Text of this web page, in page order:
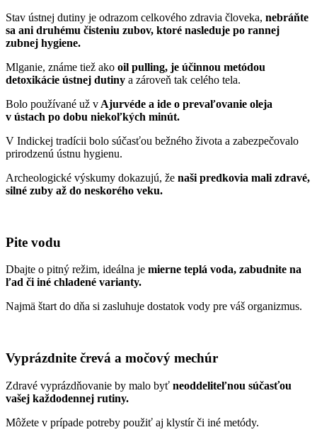
Stav ústnej dutiny je odrazom celkového zdravia človeka, nebráňte
sa ani druhému čisteniu zubov, ktoré nasleduje po rannej
zubnej hygiene.
Mlganie, známe tiež ako oil pulling, je účinnou metódou
detoxikácie ústnej dutiny a zároveň tak celého tela.
Bolo používané už v Ajurvéde a ide o prevaľovanie oleja
v ústach po dobu niekoľkých minút.
V Indickej tradícii bolo súčasťou bežného života a zabezpečovalo
prirodzenú ústnu hygienu.
Archeologické výskumy dokazujú, že naši predkovia mali zdravé,
silné zuby až do neskorého veku.
Pite vodu
Dbajte o pitný režim, ideálna je mierne teplá voda, zabudnite na
ľad či iné chladené varianty.
Najmä štart do dňa si zasluhuje dostatok vody pre váš organizmus.
Vyprázdnite črevá a močový mechúr
Zdravé vyprázdňovanie by malo byť neoddeliteľnou súčasťou
vašej každodennej rutiny.
Môžete v prípade potreby použiť aj klystír či iné metódy.